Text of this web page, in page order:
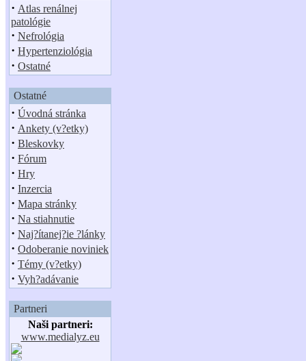
· Atlas renálnej
patológie
· Nefrológia
· Hypertenziológia
· Ostatné
Ostatné
· Úvodná stránka
· Ankety (v?etky)
· Bleskovky
· Fórum
· Hry
· Inzercia
· Mapa stránky
· Na stiahnutie
· Naj?ítanej?ie ?lánky
· Odoberanie noviniek
· Témy (v?etky)
· Vyh?adávanie
Partneri
Naši partneri:
www.medialyz.eu